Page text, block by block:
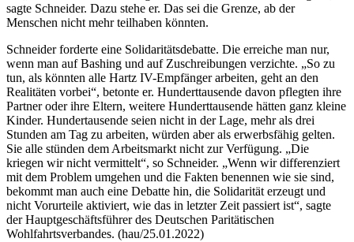
sagte Schneider. Dazu stehe er. Das sei die Grenze, ab der
Menschen nicht mehr teilhaben könnten.
Schneider forderte eine Solidaritätsdebatte. Die erreiche man nur,
wenn man aufBashing und auf Zuschreibungen verzichte. „So zu
tun, als könnten alle Hartz IV-Empfänger arbeiten, geht an den
Realitäten vorbei“, betonte er. Hunderttausende davon pflegten ihre
Partner oder ihre Eltern, weitere Hunderttausende hätten ganz kleine
Kinder. Hundertausende seien nicht in der Lage, mehr als drei
Stunden am Tag zu arbeiten, würden aber als erwerbsfähig gelten.
Sie alle stünden dem Arbeitsmarkt nicht zur Verfügung. „Die
kriegen wir nicht vermittelt“, so Schneider. „Wenn wir differenziert
mit dem Problem umgehen und die Fakten benennen wie sie sind,
bekommt man auch eine Debatte hin, die Solidarität erzeugt und
nicht Vorurteile aktiviert, wie das in letzter Zeit passiert ist“, sagte
der Hauptgeschäftsführer des Deutschen Paritätischen
Wohlfahrtsverbandes. (hau/25.01.2022)